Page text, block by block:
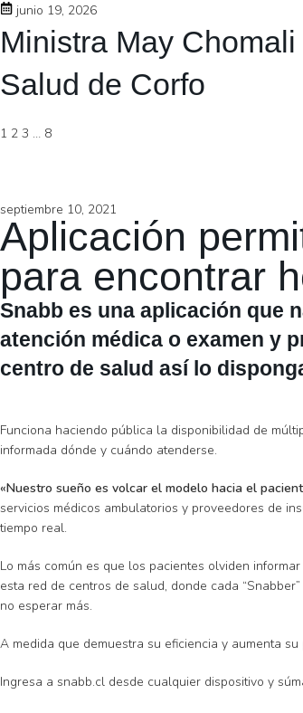
junio 19, 2026
Ministra May
Salud de Corfo
1 2 3 … 8
septiembre 10, 2021
Aplicación
para encontrar
Snabb es una aplicación que
atención médica o examen y
centro de salud así lo
Funciona haciendo pública la disponibilidad de
informada dónde y cuándo atenderse.
«Nuestro sueño es volcar el modelo hacia el
servicios médicos ambulatorios y proveedores de
tiempo real.
Lo más común es que los pacientes olviden
esta red de centros de salud, donde cada
no esperar más.
A medida que demuestra su eficiencia y aumenta
Ingresa a snabb.cl desde cualquier dispositivo y